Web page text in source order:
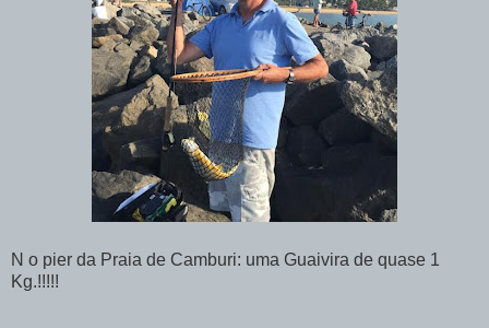
N o pier da Praia de Camburi: uma Guaivira de quase 1
Kg.!!!!!